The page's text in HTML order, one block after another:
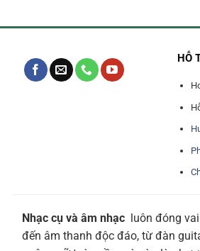
HỖ
Nhạc cụ và âm nhạcluôn đóng vai
đến âm thanh độc đáo, từ đàn